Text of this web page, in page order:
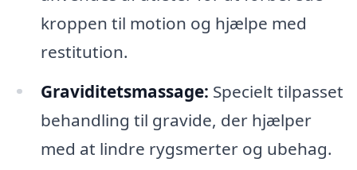
kroppen til motion og hjælpe med
restitution.
Graviditetsmassage: Specielt tilpasset
behandling til gravide, der hjælper
med at lindre rygsmerter og ubehag.